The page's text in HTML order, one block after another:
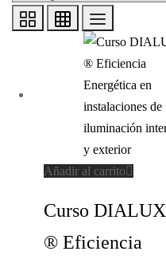
Añadir al carrito
Curso DIALUX
® Eficiencia